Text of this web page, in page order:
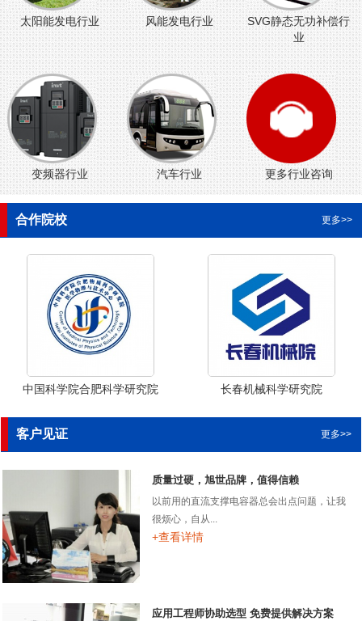
太阳能发电行业 风能发电行业
SVG静态无功补偿行
业
变频器行业 汽车行业 更多行业咨询
合作院校 更多>>
中国科学院合肥科学研究院 长春机械科学研究院
客户见证 更多>>
质量过硬，旭世品牌，值得信赖
以前用的直流支撑电容器总会出点问题，让我
很烦心，自从...
+查看详情
应用工程师协助选型 免费提供解决方案